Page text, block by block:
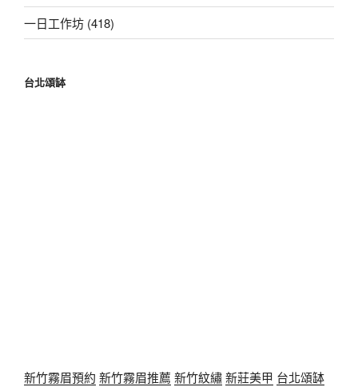
一日工作坊 (418)
台北頌缽
新竹霧眉預約 新竹霧眉推薦 新竹紋繡新莊美甲 台北頌缽